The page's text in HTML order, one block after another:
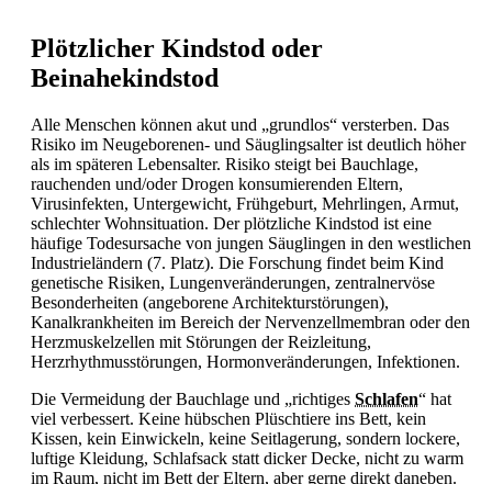
Plötzlicher Kindstod oder
Beinahekindstod
Alle Menschen können akut und „grundlos“ versterben. Das
Risiko im Neugeborenen- und Säuglingsalter ist deutlich höher
als im späteren Lebensalter. Risiko steigt bei Bauchlage,
rauchenden und/oder Drogen konsumierenden Eltern,
Virusinfekten, Untergewicht, Frühgeburt, Mehrlingen, Armut,
schlechter Wohnsituation. Der plötzliche Kindstod ist eine
häufige Todesursache von jungen Säuglingen in den westlichen
Industrieländern (7. Platz). Die Forschung findet beim Kind
genetische Risiken, Lungenveränderungen, zentralnervöse
Besonderheiten (angeborene Architekturstörungen),
Kanalkrankheiten im Bereich der Nervenzellmembran oder den
Herzmuskelzellen mit Störungen der Reizleitung,
Herzrhythmusstörungen, Hormonveränderungen, Infektionen.
Die Vermeidung der Bauchlage und „richtiges Schlafen“ hat
viel verbessert. Keine hübschen Plüschtiere ins Bett, kein
Kissen, kein Einwickeln, keine Seitlagerung, sondern lockere,
luftige Kleidung, Schlafsack statt dicker Decke, nicht zu warm
im Raum, nicht im Bett der Eltern, aber gerne direkt daneben.